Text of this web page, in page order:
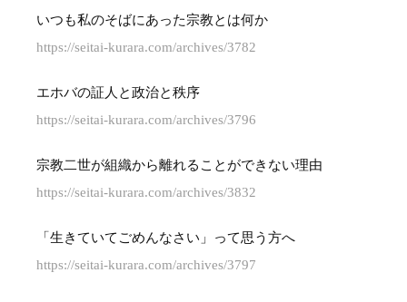
いつも私のそばにあった宗教とは何か
https://seitai-kurara.com/archives/3782
エホバの証人と政治と秩序
https://seitai-kurara.com/archives/3796
宗教二世が組織から離れることができない理由
https://seitai-kurara.com/archives/3832
「生きていてごめんなさい」って思う方へ
https://seitai-kurara.com/archives/3797